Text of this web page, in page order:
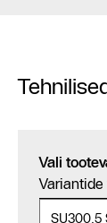
Vali